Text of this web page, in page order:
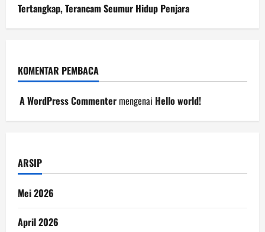
Tertangkap, Terancam Seumur Hidup Penjara
KOMENTAR PEMBACA
A WordPress Commentermengenai Hello world!
ARSIP
Mei 2026
April 2026